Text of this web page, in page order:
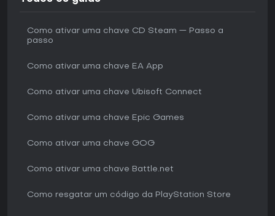
Como ativar uma chave CD Steam — Passo a
passo
Como ativar uma chave EA App
Como ativar uma chave Ubisoft Connect
Como ativar uma chave Epic Games
Como ativar uma chave GOG
Como ativar uma chave Battle.net
Como resgatar um código da PlayStation Store